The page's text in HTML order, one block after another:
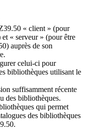
« client » (pour
« serveur » (pour être
auprès de son
celui-ci pour
bibliothèques utilisant le
suffisamment récente
des bibliothèques.
qui permet
des bibliothèques